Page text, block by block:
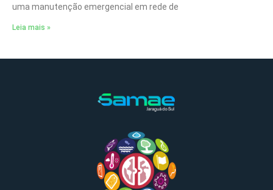
uma manutenção emergencial em rede de
Leia mais »